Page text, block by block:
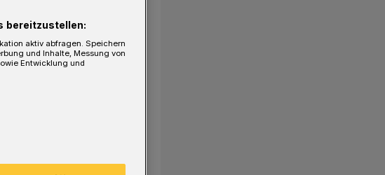
bereitzustellen:
aktiv abfragen. Speichern
und Inhalte, Messung von
Entwicklung und